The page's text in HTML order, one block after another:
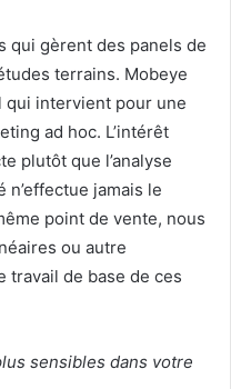
qui gèrent des panels de
terrains. Mobeye
intervient pour une
ad hoc. L’intérêt
plutôt que l’analyse
jamais le
point de vente, nous
ou autre
de base de ces
sensibles dans votre